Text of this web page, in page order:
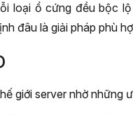
loại ổ cứng đều bộc
đâu là giải pháp phù
giới server nhờ những